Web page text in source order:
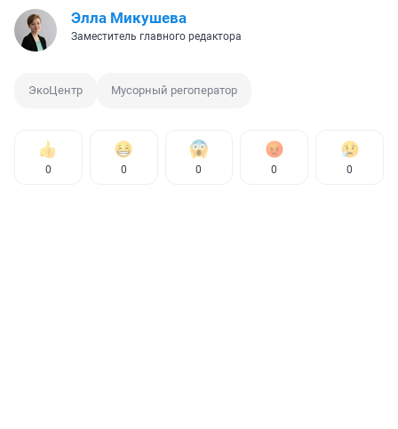
Элла Микушева
Заместитель главного редактора
ЭкоЦентр Мусорный регоператор
0 0 0 0 0